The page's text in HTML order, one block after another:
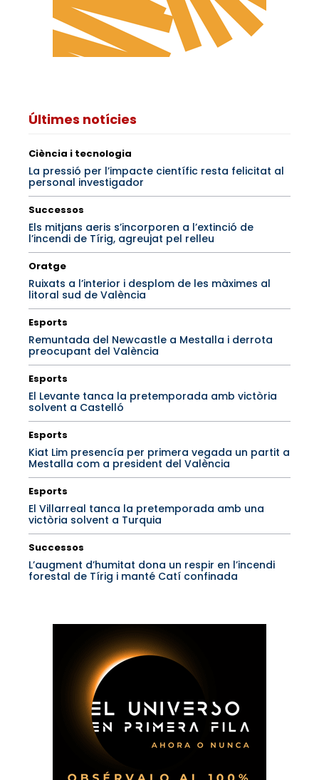
Últimes notícies
Ciència i tecnologia
La pressió per l’impacte científic resta felicitat al
personal investigador
Successos
Els mitjans aeris s’incorporen a l’extinció de
l’incendi de Tírig, agreujat pel relleu
Oratge
Ruixats a l’interior i desplom de les màximes al
litoral sud de València
Esports
Remuntada del Newcastle a Mestalla i derrota
preocupant del València
Esports
El Levante tanca la pretemporada amb victòria
solvent a Castelló
Esports
Kiat Lim presencía per primera vegada un partit a
Mestalla com a president del València
Esports
El Villarreal tanca la pretemporada amb una
victòria solvent a Turquia
Successos
L’augment d’humitat dona un respir en l’incendi
forestal de Tírig i manté Catí confinada